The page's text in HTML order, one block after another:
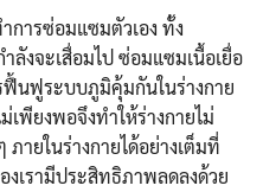
การซ่อมแซมตัวเอง ทั้ง
ลังจะเสื่อมไป ซ่อมแซมเนื้อเยื่อ
ฟื้นฟูระบบภูมิคุ้มกันในร่างกาย
พียงพอจึงทำให้ร่างกายไม่
ยในร่างกายได้อย่างเต็มที่
เรามีประสิทธิภาพลดลงด้วย